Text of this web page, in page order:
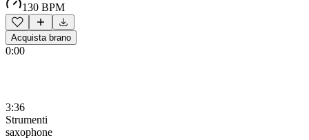
130 BPM
Acquista brano
0:00
3:36
Strumenti
saxophone